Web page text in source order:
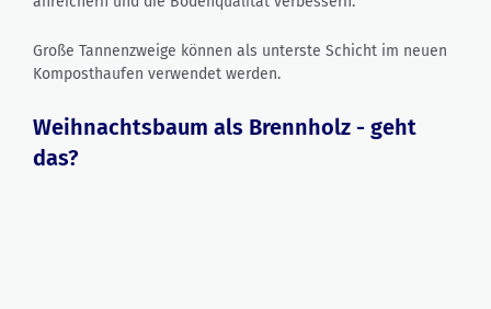
Große Tannenzweige können als unterste Schicht im neuen
Komposthaufen verwendet werden.
Weihnachtsbaum als Brennholz - geht
das?